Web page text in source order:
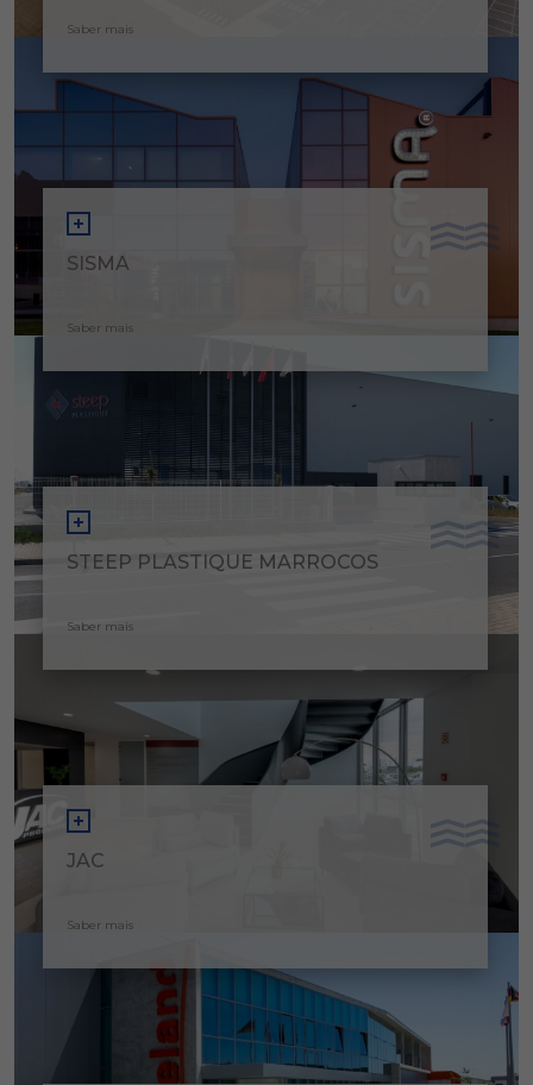
Saber mais
SISMA
Saber mais
STEEP PLASTIQUE MARROCOS
Saber mais
JAC
Saber mais